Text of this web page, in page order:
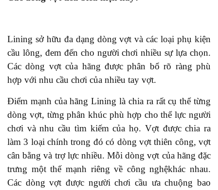
Lining sở hữu đa dạng dòng vợt và các loại phụ kiện
cầu lông, đem đến cho người chơi nhiều sự lựa chọn.
Các dòng vợt của hãng được phân bổ rõ ràng phù
hợp với nhu cầu chơi của nhiều tay vợt.
Điểm mạnh của hãng Lining là chia ra rất cụ thể từng
dòng vợt, từng phân khúc phù hợp cho thể lực người
chơi và nhu cầu tìm kiếm của họ. Vợt được chia ra
làm 3 loại chính trong đócó dòng vợt thiên công, vợt
cân bằng và trợ lực nhiều. Mỗi dòng vợt của hãng đặc
trưng một thế mạnh riêng về công nghệkhác nhau.
Các dòng vợt được người chơi cầu ưa chuộng bao